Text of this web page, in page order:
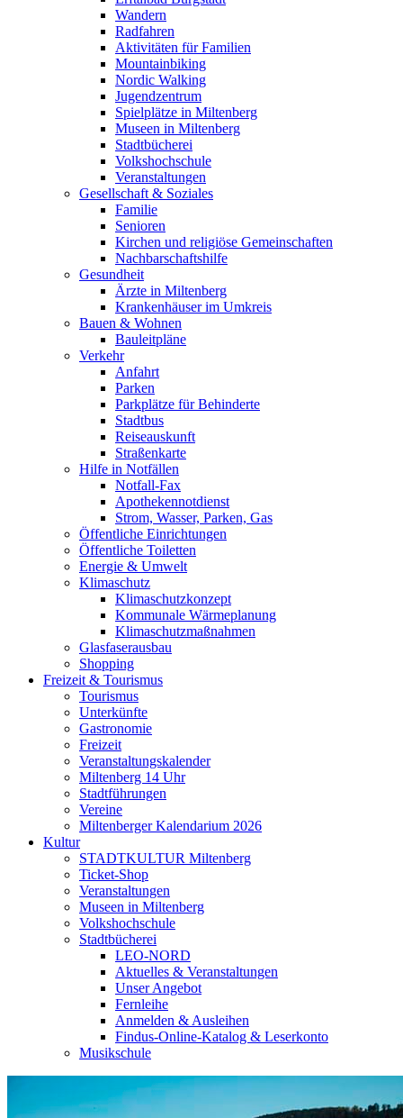
Wandern
Radfahren
Aktivitäten für Familien
Mountainbiking
Nordic Walking
Jugendzentrum
Spielplätze in Miltenberg
Museen in Miltenberg
Stadtbücherei
Volkshochschule
Veranstaltungen
Gesellschaft & Soziales
Familie
Senioren
Kirchen und religiöse Gemeinschaften
Nachbarschaftshilfe
Gesundheit
Ärzte in Miltenberg
Krankenhäuser im Umkreis
Bauen & Wohnen
Bauleitpläne
Verkehr
Anfahrt
Parken
Parkplätze für Behinderte
Stadtbus
Reiseauskunft
Straßenkarte
Hilfe in Notfällen
Notfall-Fax
Apothekennotdienst
Strom, Wasser, Parken, Gas
Öffentliche Einrichtungen
Öffentliche Toiletten
Energie & Umwelt
Klimaschutz
Klimaschutzkonzept
Kommunale Wärmeplanung
Klimaschutzmaßnahmen
Glasfaserausbau
Shopping
Freizeit & Tourismus
Tourismus
Unterkünfte
Gastronomie
Freizeit
Veranstaltungskalender
Miltenberg 14 Uhr
Stadtführungen
Vereine
Miltenberger Kalendarium 2026
Kultur
STADTKULTUR Miltenberg
Ticket-Shop
Veranstaltungen
Museen in Miltenberg
Volkshochschule
Stadtbücherei
LEO-NORD
Aktuelles & Veranstaltungen
Unser Angebot
Fernleihe
Anmelden & Ausleihen
Findus-Online-Katalog & Leserkonto
Musikschule